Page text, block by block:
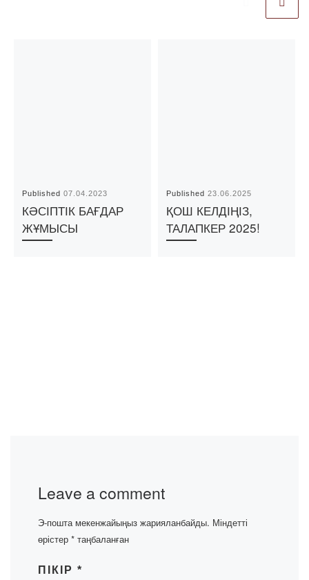
Published07.04.2023
КӘСІПТІК БАҒДАР
ЖҰМЫСЫ
Published23.06.2025
ҚОШ КЕЛДІҢІЗ,
ТАЛАПКЕР 2025!
Leave a comment
Э-пошта мекенжайыңыз жарияланбайды. Міндетті
өрістер * таңбаланған
ПІКІР *